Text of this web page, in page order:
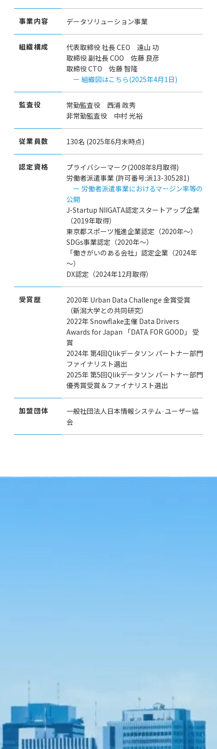
事業内容 データソリューション事業
組織構成
代表取締役 社長 CEO 遠山 功
取締役 副社長 COO 佐藤 良彦
取締役 CTO 佐藤 智隆
ー 組織図はこちら(2025年4月1日)
監査役
常勤監査役 西浦 政秀
非常勤監査役 中村 光裕
従業員数 130名 (2025年6月末時点)
認定資格
プライバシーマーク(2008年8月取得)
労働者派遣事業 (許可番号:派13-305281)
ー 労働者派遣事業におけるマージン率等の
公開
J-Startup NIIGATA認定スタートアップ企業
（2019年取得）
東京都スポーツ推進企業認定（2020年～）
SDGs事業認定（2020年～）
「働きがいのある会社」認定企業（2024年
～）
DX認定（2024年12月取得）
受賞歴
2020年 Urban Data Challenge 金賞受賞
（新潟大学との共同研究）
2022年 Snowflake主催 Data Drivers
Awards for Japan 「DATA FOR GOOD」 受
賞
2024年 第4回Qlikデータソン パートナー部門
ファイナリスト選出
2025年 第5回Qlikデータソン パートナー部門
優秀賞受賞＆ファイナリスト選出
加盟団体
一般社団法人日本情報システム·ユーザー協
会